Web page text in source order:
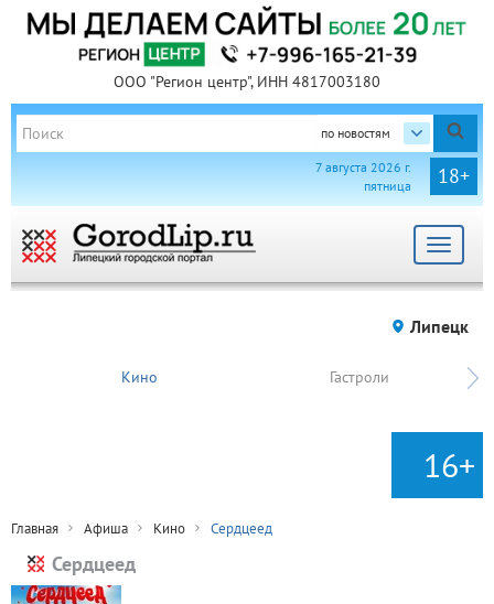
ООО "Регион центр", ИНН 4817003180
по новостям
18+
7 августа 2026 г.
пятница
Toggle
Липецк
Кино Гастроли
16+
Главная Афиша Кино Сердцеед
Сердцеед